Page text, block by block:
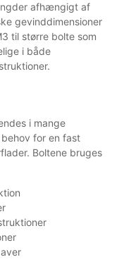
afhængigt af
gevinddimensioner
til større bolte som
i både
i mange
for en fast
Boltene bruges